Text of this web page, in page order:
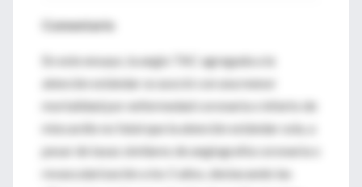
Comentario
En este ensayo, la angio TAC agregada a la
atención estándar se asoció con una menor
mortalidad por enfermedad coronaria o infarto de
miocardio no fatal que la atención estándar sola, a
pesar de tasas similares de angiografía coronaria o
revascularización a los 5 años, destacando las